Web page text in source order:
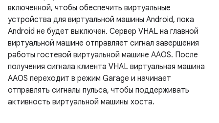
включенной, чтобы обеспечить виртуальные
устройства для виртуальной машины Android, пока
Android не будет выключен. Сервер VHAL на главной
виртуальной машине отправляет сигнал завершения
работы гостевой виртуальной машине AAOS. После
получения сигнала клиента VHAL виртуальная машина
AAOS переходит в режим Garage и начинает
отправлять сигналы пульса, чтобы поддерживать
активность виртуальной машины хоста.